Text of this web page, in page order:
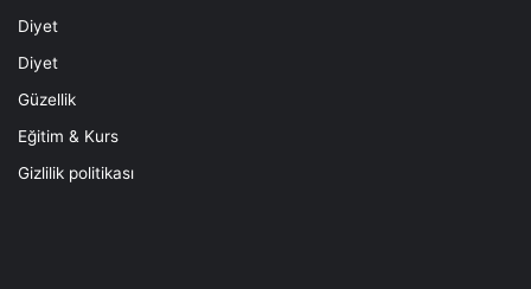
Diyet
Diyet
Güzellik
Eğitim & Kurs
Gizlilik politikası